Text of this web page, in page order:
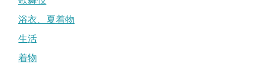
浴衣、夏着物
生活
着物